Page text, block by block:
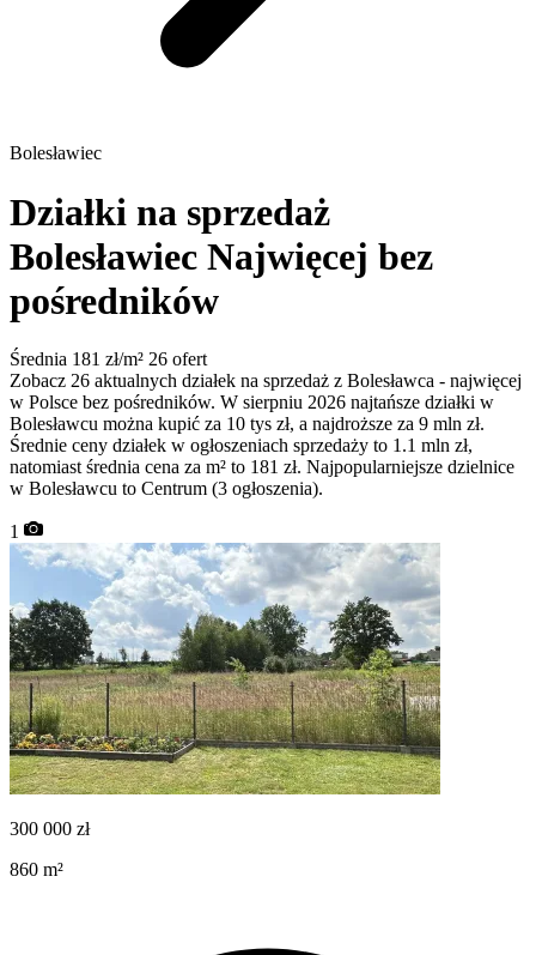
Bolesławiec
Działki na sprzedaż
Bolesławiec Najwięcej bez
pośredników
Średnia 181 zł/m² 26 ofert
Zobacz 26 aktualnych działek na sprzedaż z Bolesławca - najwięcej
w Polsce bez pośredników. W sierpniu 2026 najtańsze działki w
Bolesławcu można kupić za 10 tys zł, a najdroższe za 9 mln zł.
Średnie ceny działek w ogłoszeniach sprzedaży to 1.1 mln zł,
natomiast średnia cena za m² to 181 zł. Najpopularniejsze dzielnice
w Bolesławcu to Centrum (3 ogłoszenia).
1
300 000 zł
860 m²